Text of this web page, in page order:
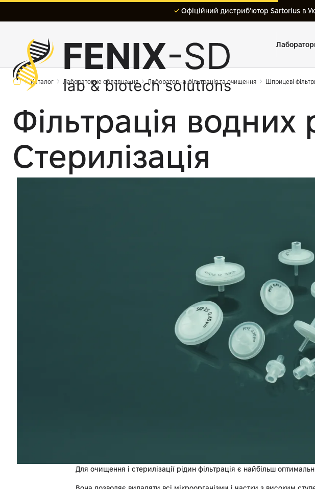
Офіційний дистриб'ютор Sartorius в
Каталог Лабораторне обладнання Лабораторна фільтрація та очищення Шприцеві
Фільтрація
Стерилізація
Для очищення і стерилізації рідин фільтрація є найбільш